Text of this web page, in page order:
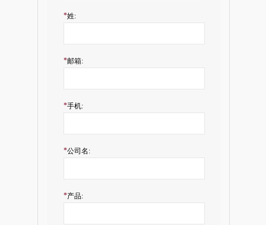
*姓:
*邮箱:
*手机:
*公司名:
*产品: